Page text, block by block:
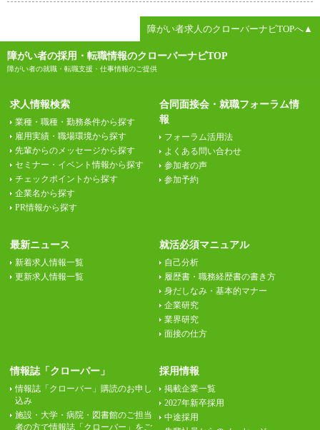
障がい者求人のクローバーナビTOPへ▲
障がい者の採用・転職情報のクローバーナビTOP
障がい者の就職・転職支援・仕事情報のご提供
求人情報検索
業種・職種・勤務条件から探す
雇用実績・職場環境から探す
先輩からのメッセージから探す
セミナー・イベント情報から探す
チェックポイントから探す
企業名から探す
PR情報から探す
合同面接会・就職フォーラム情
報
フォーラム活用法
よくある問い合わせ
参加者の声
参加予約
最新ニュース
新着求人情報一覧
更新求人情報一覧
就活必須マニュアル
自己分析
履歴書・職務経歴書の書き方
身だしなみ・基本的マナー
企業研究
業界研究
面接の仕方
情報誌「クローバー」
情報誌「クローバー」購読のお申し
込み
施設・大学・病院・図書館のご担当
者の方で情報誌「クローバー」をご
採用情報
掲載企業一覧
2027年新卒採用
中途採用